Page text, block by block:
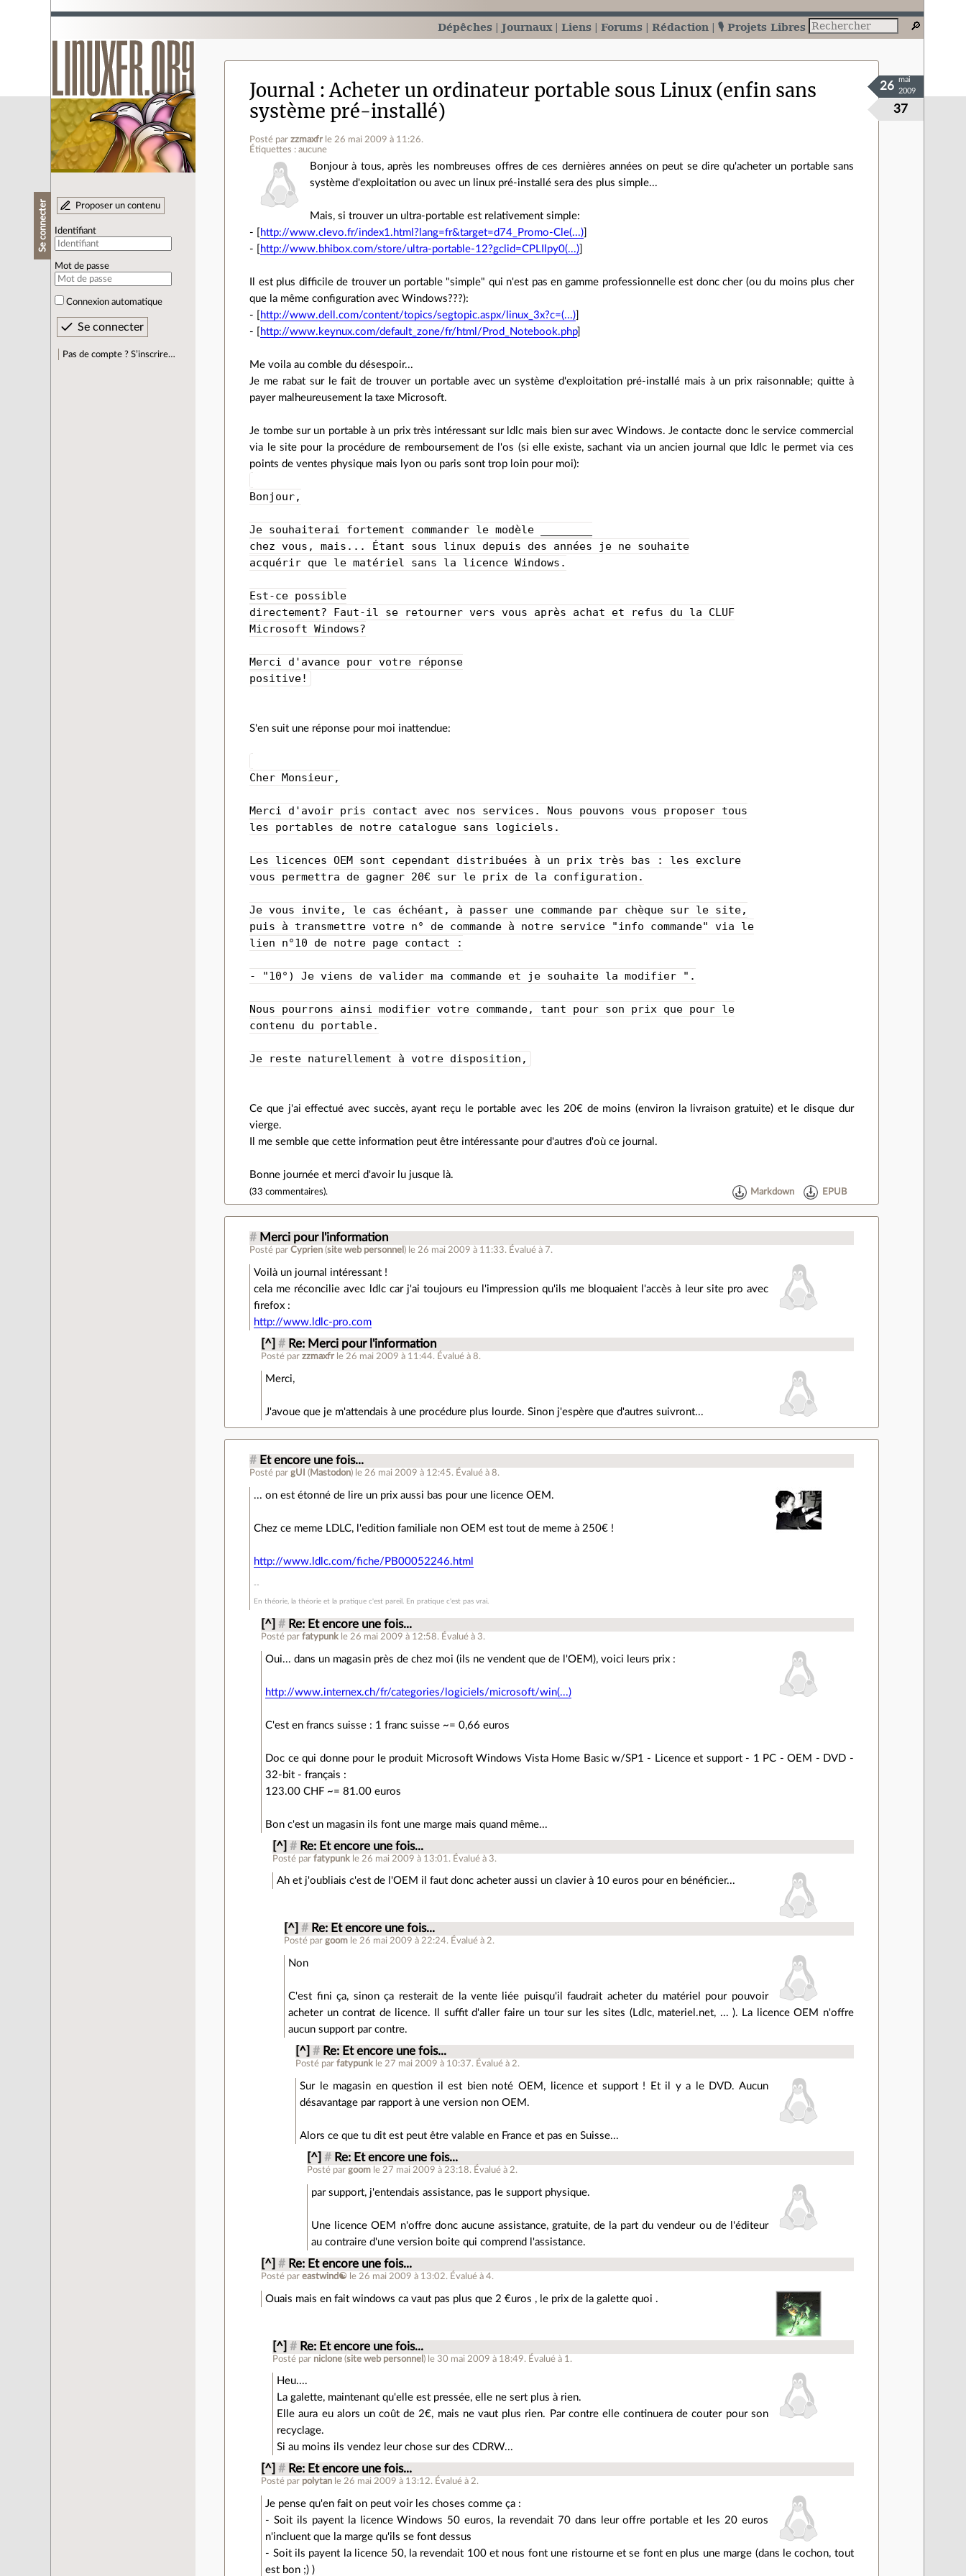
Dépêches Journaux Liens Forums Rédaction 🎙️ Projets Libres
Se connecter Proposer un contenu
Identifiant
Mot de passe
Connexion automatique
Pas de compte ? S’inscrire…
Journal
Acheter un ordinateur portable sous Linux (enfin sans
système pré-installé)
Posté parzzmaxfr le 26 mai 2009 à 11:26.
Étiquettes : aucune
37
26
mai
2009
Bonjour à tous, après les nombreuses offres de ces dernières années on peut se dire qu'acheter un portable sans
système d'exploitation ou avec un linux pré-installé sera des plus simple...
Mais, si trouver un ultra-portable est relativement simple:
- [
http://www.clevo.fr/index1.html?lang=fr&target=d74_Promo-Cle(...)
- [
http://www.bhibox.com/store/ultra-portable-12?gclid=CPLIlpy0(...)
Il est plus difficile de trouver un portable "simple" qui n'est pas en gamme professionnelle est donc cher (ou du moins plus cher
que la même configuration avec Windows???):
- [
http://www.dell.com/content/topics/segtopic.aspx/linux_3x?c=(...)
- [
http://www.keynux.com/default_zone/fr/html/Prod_Notebook.php]
Me voila au comble du désespoir...
Je me rabat sur le fait de trouver un portable avec un système d'exploitation pré-installé mais à un prix raisonnable; quitte à
payer malheureusement la taxe Microsoft.
Je tombe sur un portable à un prix très intéressant sur ldlc mais bien sur avec Windows. Je contacte donc le service commercial
via le site pour la procédure de remboursement de l'os (si elle existe, sachant via un ancien journal que ldlc le permet via ces
points de ventes physique mais lyon ou paris sont trop loin pour moi):
Bonjour,
Je souhaiterai fortement commander le modèle ________
chez vous, mais... Étant sous linux depuis des années je ne souhaite
acquérir que le matériel sans la licence Windows.
Est-ce possible
directement? Faut-il se retourner vers vous après achat et refus du la CLUF
Microsoft Windows?
Merci d'avance pour votre réponse
positive!
S'en suit une réponse pour moi inattendue:
Cher Monsieur,
Merci d'avoir pris contact avec nos services. Nous pouvons vous proposer tous
les portables de notre catalogue sans logiciels.
Les licences OEM sont cependant distribuées à un prix très bas : les exclure
vous permettra de gagner 20€ sur le prix de la configuration.
Je vous invite, le cas échéant, à passer une commande par chèque sur le site,
puis à transmettre votre n° de commande à notre service "info commande" via le
lien n°10 de notre page contact :
- "10°) Je viens de valider ma commande et je souhaite la modifier ".
Nous pourrons ainsi modifier votre commande, tant pour son prix que pour le
contenu du portable.
Je reste naturellement à votre disposition,
Ce que j'ai effectué avec succès, ayant reçu le portable avec les 20€ de moins (environ la livraison gratuite) et le disque dur
vierge.
Il me semble que cette information peut être intéressante pour d'autres d'où ce journal.
Bonne journée et merci d'avoir lu jusque là.
(33 commentaires). Markdown EPUB
# Merci pour l'information
Posté parCyprien (site web personnel ) le 26 mai 2009 à 11:33. Évalué à 7.
Voilà un journal intéressant !
cela me réconcilie avec ldlc car j'ai toujours eu l'impression qu'ils me bloquaient l'accès à leur site pro avec
firefox :
http://www.ldlc-pro.com
[^] # Re: Merci pour l'information
Posté parzzmaxfr le 26 mai 2009 à 11:44. Évalué à8.
Merci,
J'avoue que je m'attendais à une procédure plus lourde. Sinon j'espère que d'autres suivront...
# Et encore une fois...
Posté pargUI ( Mastodon) le 26 mai 2009 à 12:45. Évalué à8.
... on est étonné de lire un prix aussi bas pour une licence OEM.
Chez ce meme LDLC, l'edition familiale non OEM est tout de meme à 250€ !
http://www.ldlc.com/fiche/PB00052246.html
En théorie, la théorie et la pratique c'est pareil. En pratique c'est pas vrai.
[^] # Re: Et encore une fois...
Posté parfatypunk le 26 mai 2009 à 12:58. Évalué à 3.
Oui... dans un magasin près de chez moi (ils ne vendent que de l'OEM), voici leurs prix :
http://www.internex.ch/fr/categories/logiciels/microsoft/win(...)
C'est en francs suisse : 1 franc suisse ~= 0,66 euros
Doc ce qui donne pour le produit Microsoft Windows Vista Home Basic w/SP1 - Licence et support - 1 PC - OEM - DVD -
32-bit - français :
123.00 CHF ~= 81.00 euros
Bon c'est un magasin ils font une marge mais quand même...
[^] # Re: Et encore une fois...
Posté parfatypunk le 26 mai 2009 à 13:01 . Évalué à 3.
Ah et j'oubliais c'est de l'OEM il faut donc acheter aussi un clavier à 10 euros pour en bénéficier...
[^] # Re: Et encore une fois...
Posté pargoom le 26 mai 2009 à 22:24. Évalué à 2.
Non
C'est fini ça, sinon ça resterait de la vente liée puisqu'il faudrait acheter du matériel pour pouvoir
acheter un contrat de licence. Il suffit d'aller faire un tour sur les sites (Ldlc, materiel.net, ... ). La licence OEM n'offre
aucun support par contre.
[^] # Re: Et encore une fois...
Posté parfatypunk le 27 mai 2009 à 10:37. Évalué à 2.
Sur le magasin en question il est bien noté OEM, licence et support ! Et il y a le DVD. Aucun
désavantage par rapport à une version non OEM.
Alors ce que tu dit est peut être valable en France et pas en Suisse...
[^] # Re: Et encore une fois...
Posté pargoom le 27 mai 2009 à 23:18. Évalué à 2.
par support, j'entendais assistance, pas le support physique.
Une licence OEM n'offre donc aucune assistance, gratuite, de la part du vendeur ou de l'éditeur
au contraire d'une version boite qui comprend l'assistance.
[^] # Re: Et encore une fois...
Posté pareastwind☯ le 26 mai 2009 à 13:02. Évalué à4.
Ouais mais en fait windows ca vaut pas plus que 2 €uros , le prix de la galette quoi .
[^] # Re: Et encore une fois...
Posté par niclone (site web personnel ) le 30 mai 2009 à 18:49. Évalué à 1 .
Heu....
La galette, maintenant qu'elle est pressée, elle ne sert plus à rien.
Elle aura eu alors un coût de 2€, mais ne vaut plus rien. Par contre elle continuera de couter pour son
recyclage.
Si au moins ils vendez leur chose sur des CDRW...
[^] # Re: Et encore une fois...
Posté par polytan le 26 mai 2009 à 13:12. Évalué à 2.
Je pense qu'en fait on peut voir les choses comme ça :
- Soit ils payent la licence Windows 50 euros, la revendait 70 dans leur offre portable et les 20 euros
n'incluent que la marge qu'ils se font dessus
- Soit ils payent la licence 50, la revendait 100 et nous font une ristourne et se font en plus une marge (dans le cochon, tout
est bon ;) )